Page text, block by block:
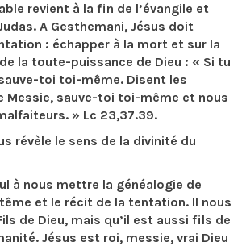
revient à la fin de l’évangile et
A Gesthemani, Jésus doit
: échapper à la mort et sur la
la toute-puissance de Dieu : « Si tu
toi toi-même. Disent les
Messie, sauve-toi toi-même et nous
» Lc 23,37.39.
révèle le sens de la divinité du
à nous mettre la généalogie de
et le récit de la tentation. Il nous
de Dieu, mais qu’il est aussi fils de
Jésus est roi, messie, vrai Dieu